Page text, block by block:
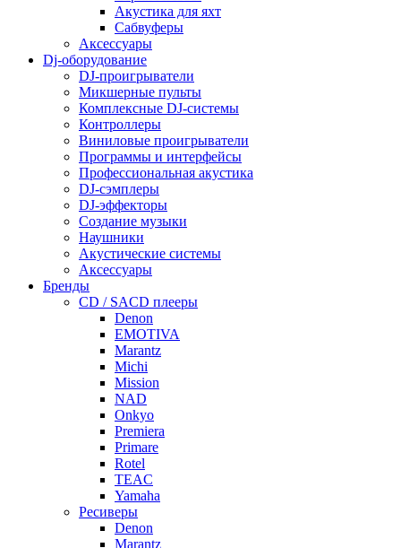
Акустика для яхт
Сабвуферы
Аксессуары
Dj-оборудование
DJ-проигрыватели
Микшерные пульты
Комплексные DJ-системы
Контроллеры
Виниловые проигрыватели
Программы и интерфейсы
Профессиональная акустика
DJ-сэмплеры
DJ-эффекторы
Создание музыки
Наушники
Акустические системы
Аксессуары
Бренды
CD / SACD плееры
Denon
EMOTIVA
Marantz
Michi
Mission
NAD
Onkyo
Premiera
Primare
Rotel
TEAC
Yamaha
Ресиверы
Denon
Marantz